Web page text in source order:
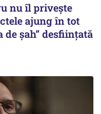
nu îl privește
ajung în tot
șah” desființată